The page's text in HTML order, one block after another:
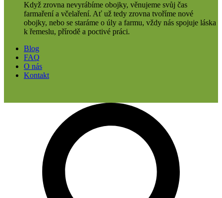
Když zrovna nevyrábíme obojky, věnujeme svůj čas
farmaření a včelaření. Ať už tedy zrovna tvoříme nové
obojky, nebo se staráme o úly a farmu, vždy nás spojuje láska
k řemeslu, přírodě a poctivé práci.
Blog
FAQ
O nás
Kontakt